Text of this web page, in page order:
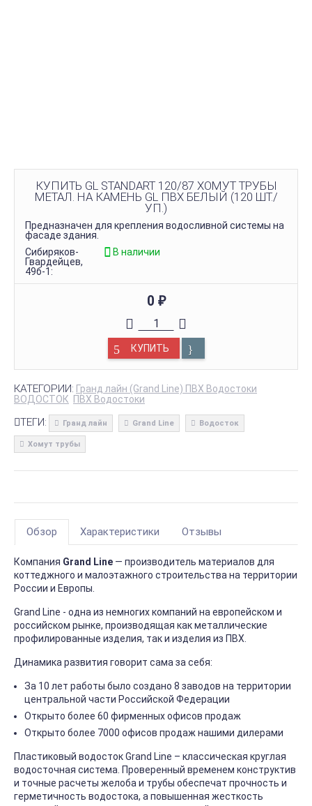
КУПИТЬ GL STANDART 120/87 ХОМУТ ТРУБЫ
МЕТАЛ. НА КАМЕНЬ GL ПВХ БЕЛЫЙ (120 ШТ./
УП.)
Предназначен для крепления водосливной системы на
фасаде здания.
Сибиряков-
Гвардейцев,
49б-1:
В наличии
0 ₽
КУПИТЬ
КАТЕГОРИИ: Гранд лайн (Grand Line) ПВХ Водостоки
ВОДОСТОК ПВХ Водостоки
ТЕГИ: Гранд лайн Grand Line Водосток
Хомут трубы
Обзор Характеристики Отзывы
Компания Grand Line — производитель материалов для
коттеджного и малоэтажного строительства на территории
России и Европы.
Grand Line - одна из немногих компаний на европейском и
российском рынке, производящая как металлические
профилированные изделия, так и изделия из ПВХ.
Динамика развития говорит сама за себя:
За 10 лет работы было создано 8 заводов на территории
центральной части Российской Федерации
Открыто более 60 фирменных офисов продаж
Открыто более 7000 офисов продаж нашими дилерами
Пластиковый водосток Grand Line – классическая круглая
водосточная система. Проверенный временем конструктив
и точные расчеты желоба и трубы обеспечат прочность и
герметичность водостока, а повышенная жесткость